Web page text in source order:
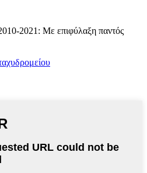
2021: Με επιφύλαξη παντός